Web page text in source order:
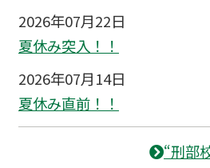
2026年07月22日
夏休み突入！！
2026年07月14日
夏休み直前！！
“刑部